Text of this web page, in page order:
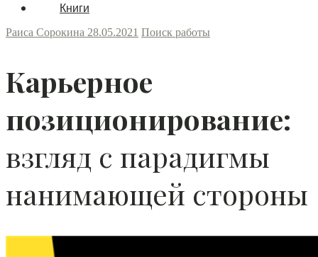
Книги
Раиса Сорокина 28.05.2021 Поиск работы
Карьерное
позиционирование:
взгляд с парадигмы
нанимающей стороны